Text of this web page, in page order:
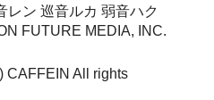
レン 巡音ルカ 弱音ハク
FUTURE MEDIA, INC.
CAFFEIN All rights